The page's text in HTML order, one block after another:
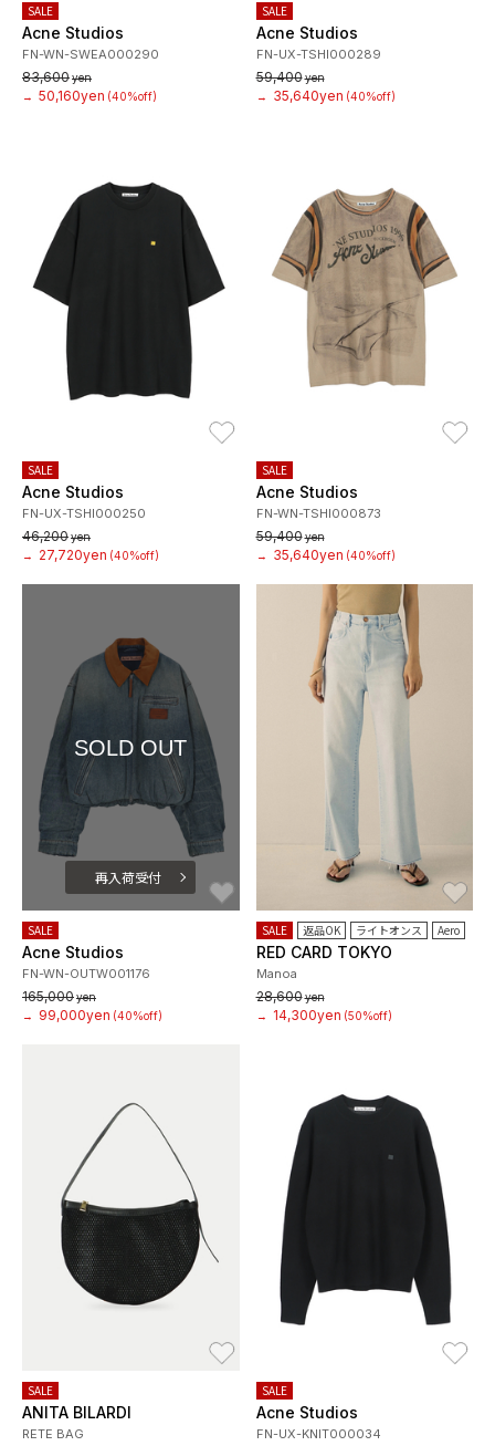
SALE
Acne Studios
FN-WN-SWEA000290
83,600yen
→ 50,160yen (40%off)
SALE
Acne Studios
FN-UX-TSHI000289
59,400yen
→
35,640yen (40%off)
SALE
Acne Studios
FN-UX-TSHI000250
46,200yen
→
27,720yen (40%off)
SALE
Acne Studios
FN-WN-TSHI000873
59,400yen
→
35,640yen (40%off)
SOLD OUT
再入荷受付
SALE
Acne Studios
FN-WN-OUTW001176
165,000yen
→
99,000yen (40%off)
SALE 返品OK ライトオンス Aero
RED CARD TOKYO
Manoa
28,600yen
→
14,300yen (50%off)
SALE
ANITA BILARDI
RETE BAG
SALE
Acne Studios
FN-UX-KNIT000034